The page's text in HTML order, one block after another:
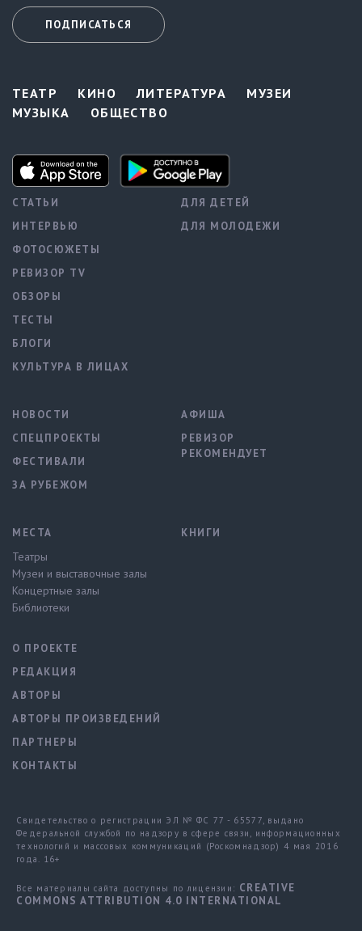
ПОДПИСАТЬСЯ
ТЕАТР КИНО ЛИТЕРАТУРА
МУЗЕИ
МУЗЫКА
ОБЩЕСТВО
СТАТЬИ
ИНТЕРВЬЮ
ФОТОСЮЖЕТЫ
РЕВИЗОР TV
ОБЗОРЫ
ТЕСТЫ
БЛОГИ
КУЛЬТУРА В ЛИЦАХ
ДЛЯ ДЕТЕЙ
ДЛЯ МОЛОДЕЖИ
НОВОСТИ
СПЕЦПРОЕКТЫ
ФЕСТИВАЛИ
ЗА РУБЕЖОМ
АФИША
РЕВИЗОР
РЕКОМЕНДУЕТ
МЕСТА
Театры
Музеи и выставочные залы
Концертные залы
Библиотеки
КНИГИ
О ПРОЕКТЕ
РЕДАКЦИЯ
АВТОРЫ
АВТОРЫ ПРОИЗВЕДЕНИЙ
ПАРТНЕРЫ
КОНТАКТЫ
Свидетельство о регистрации ЭЛ № ФС 77 - 65577, выдано
Федеральной службой по надзору в сфере связи, информационных
технологий и массовых коммуникаций (Роскомнадзор) 4 мая 2016
года. 16+
Все материалы сайта доступны по лицензии: CREATIVE
COMMONS ATTRIBUTION 4.0 INTERNATIONAL